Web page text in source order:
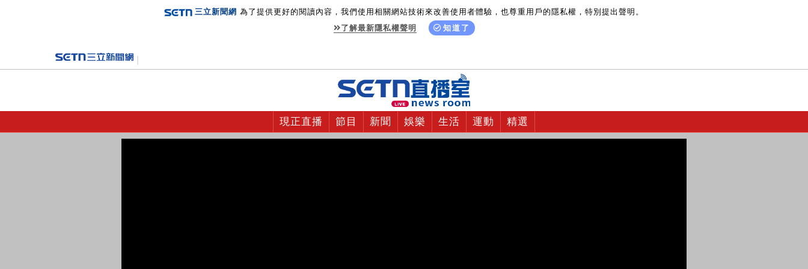
三立新聞網 為了提供更好的閱讀內容，我們使用相關網站技術來改善使用者體驗，也尊重用戶的隱私權，特別提出聲明。
了解最新隱私權聲明
知道了
現正直播 節目 新聞 娛樂 生活 運動 精選